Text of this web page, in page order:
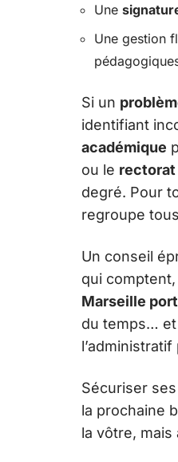
Une
Une gestion
Si un
identifiant
académique
ou le rectorat
degré. Pour
regroupe
Un conseil
qui
Marseille
du temps… et
Sécuriser
la prochaine
la vôtre,